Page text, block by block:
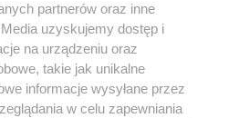
serwisie nie może być powielany i
w jakikolwiek sposób (w
na jakimkolwiek polu
włącznie z umieszczaniem w
właściciela praw. Jakiekolwiek użycie lub
lub w części z naruszeniem prawa,
zabronione pod groźbą kary i może być
partnerów oraz inne
uzyskujemy dostęp i
na urządzeniu oraz
takie jak unikalne
informacje wysyłane przez
w celu zapewniania